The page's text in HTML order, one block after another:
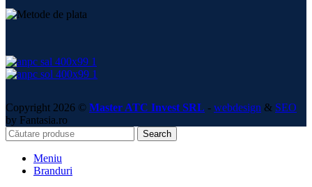
Copyright 2026 © Master ATC Invest SRL - webdesign & SEO
by Fantasia.ro
Search
Meniu
Branduri